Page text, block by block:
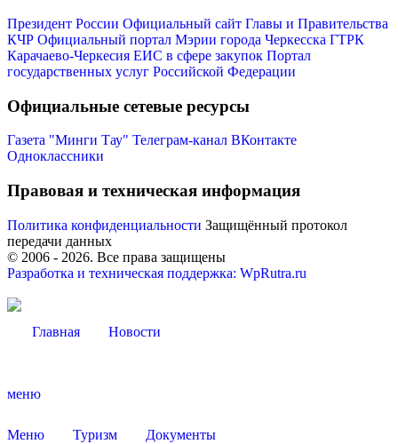
Президент России Официальный сайт Главы и Правительства
КЧР Официальный портал Мэрии города Черкесска ГТРК
Карачаево-Черкесия ЕИС в сфере закупок Портал
государственных услуг Российской Федерации
Официальные сетевые ресурсы
Газета "Минги Тау" Телеграм-канал ВКонтакте
Одноклассники
Правовая и техническая информация
Политика конфиденциальности Защищённый протокол
передачи данных
© 2006 - 2026. Все права защищены
Разработка и техническая поддержка: WpRutra.ru
Главная Новости
меню
Меню Туризм Документы
Мэр